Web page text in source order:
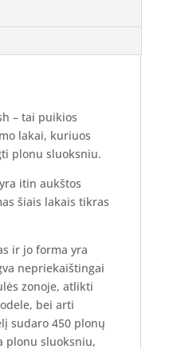
– tai puikios
lakai, kuriuos
plonu sluoksniu.
itin aukštos
šiais lakais tikras
ir jo forma yra
nepriekaištingai
zonoje, atlikti
bei arti
sudaro 450 plonų
plonu sluoksniu,